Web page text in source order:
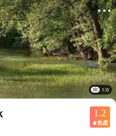

1/0
1.2
 热度